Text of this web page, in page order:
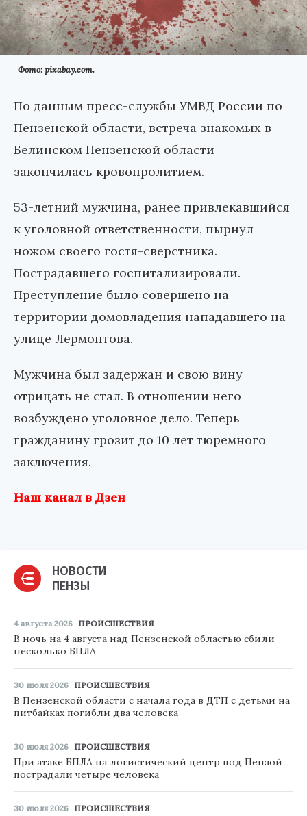
Фото: pixabay.com.
По данным пресс-службы УМВД России по
Пензенской области, встреча знакомых в
Белинском Пензенской области
закончилась кровопролитием.
53-летний мужчина, ранее привлекавшийся
к уголовной ответственности, пырнул
ножом своего гостя-сверстника.
Пострадавшего госпитализировали.
Преступление было совершено на
территории домовладения нападавшего на
улице Лермонтова.
Мужчина был задержан и свою вину
отрицать не стал. В отношении него
возбуждено уголовное дело. Теперь
гражданину грозит до 10 лет тюремного
заключения.
Наш канал в Дзен
НОВОСТИ
ПЕНЗЫ
4 августа 2026 ПРОИСШЕСТВИЯ
В ночь на 4 августа над Пензенской областью сбили
несколько БПЛА
30 июля 2026 ПРОИСШЕСТВИЯ
В Пензенской области с начала года в ДТП с детьми на
питбайках погибли два человека
30 июля 2026 ПРОИСШЕСТВИЯ
При атаке БПЛА на логистический центр под Пензой
пострадали четыре человека
30 июля 2026 ПРОИСШЕСТВИЯ